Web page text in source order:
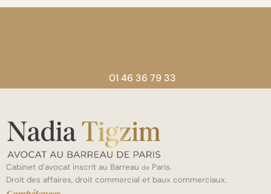
01 46 36 79 33
Cabinet d’avocat inscrit au Barreau de Paris.
Droit des affaires, droit commercial et baux commerciaux.